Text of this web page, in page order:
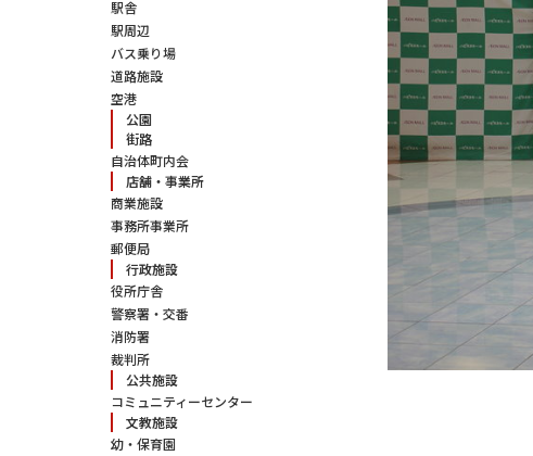
バスシェルター
駅舎
駅周辺
バス乗り場
道路施設
空港
公園
街路
自治体町内会
店舗・事業所
商業施設
事務所事業所
郵便局
行政施設
役所庁舎
警察署・交番
消防署
裁判所
公共施設
コミュニティーセンター
文教施設
幼・保育園